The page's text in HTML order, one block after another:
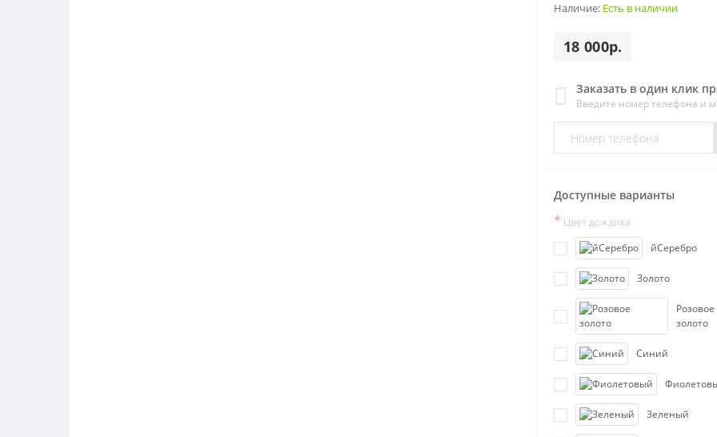
Наличие: Есть в наличии
18 000р.
Заказать в один клик
Введите номер телефона и
Доступные варианты
* Цвет дождика
йСеребро
Золото
Розовое
золото
Синий
Зеленый